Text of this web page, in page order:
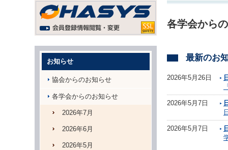
各学会から
最新のお
2026年5月26日
2026年5月7日
2026年5月7日
お知らせ
協会からのお知らせ
各学会からのお知らせ
2026年7月
2026年6月
2026年5月